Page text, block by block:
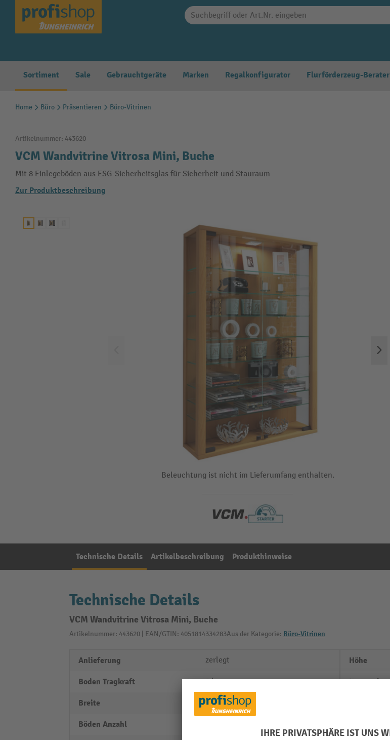
Zur Hauptnavigation springen
Sortiment Sale Gebrauchtgeräte Marken Regalkonfigurator Flurförderzeug-Berater
Home Büro Präsentieren Büro-Vitrinen
Artikelnummer: 443620
VCM Wandvitrine Vitrosa Mini, Buche
Mit 8 Einlegeböden aus ESG-Sicherheitsglas für Sicherheit und Stauraum
Zur Produktbeschreibung
Beleuchtung ist nicht im Lieferumfang enthalten.
Technische Details Artikelbeschreibung Produkthinweise
Technische Details
VCM Wandvitrine Vitrosa Mini, Buche
Artikelnummer: 443620 | EAN/GTIN: 4051814334283Aus der Kategorie: Büro-Vitrinen
Anlieferung zerlegt
Boden Tragkraft 8 kg
Breite 590 mm
Böden Anzahl
Höhe
Kategorie